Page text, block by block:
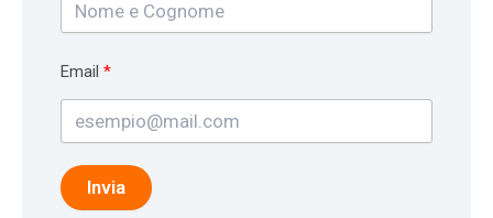
Email
Invia